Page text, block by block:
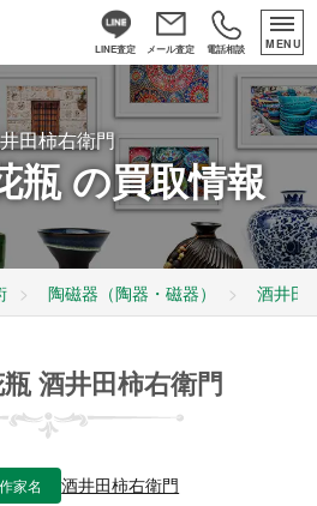
LINE査定 メール査定 電話相談 MENU
田柿右衛門
瓶 の買取情報
陶磁器（陶器・磁器） 酒井田
酒井田柿右衛門
作家名 酒井田柿右衛門